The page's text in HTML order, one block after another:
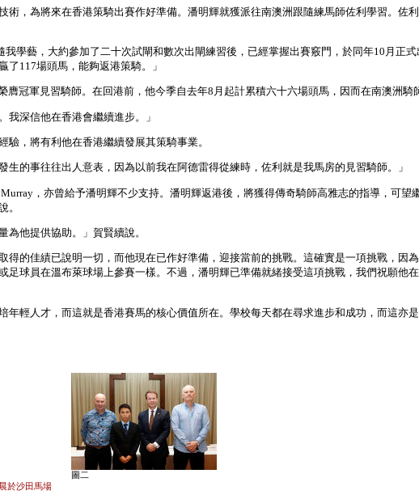
，為將來在香港策騎出賽作好準備。潘明輝就獲派往南澳洲跟隨練馬師佐利學習。佐
學藝，大約參加了二十次試閘和數次出閘練習後，已經掌握出賽竅門，於同年10月正
117場頭馬，能夠返港策騎。」
冠軍見習騎師。在回港前，他今季自去年8月起計累積六十六場頭馬，因而在南澳洲騎
深信他在香港會繼續進步。」
，將有利他在香港繼續發展其策騎事業。
的事往往出人意表，因為以前我在阿德雷得從練時，佐利就是我馬房的見習騎師。」
，亦曾給予潘明輝不少支持。潘明輝返港後，將獲得傳奇騎師高雅志的指導，可望
。
為他提供協助。」賀賢續說。
的佳績已說明一切，而他現在已作好準備，迎接當前的挑戰。這確實是一項挑戰，因
球員在溫布萊球場上參賽一樣。不過，潘明輝已準備就緒接受這項挑戰，我們祝願他
輕人才，而這就是香港賽馬的核心價值所在。學校每天都在尋求進步和成功，而這亦
於沙田馬場
圖二